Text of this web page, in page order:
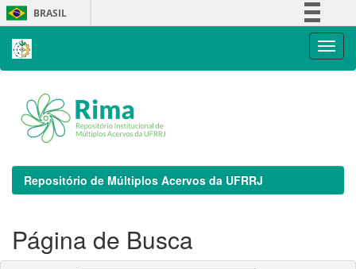
Skip
navigation
BRASIL
Repositório de Múltiplos Acervos da UFRRJ
Página de Busca